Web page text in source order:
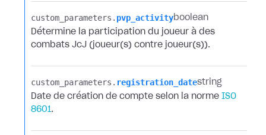
custom_parameters.​ pvp_activityboolean
Détermine la participation du joueur à des
combats JcJ (joueur(s) contre joueur(s)).
custom_parameters.​ registration_datestring
Date de création de compte selon la norme ISO
8601.